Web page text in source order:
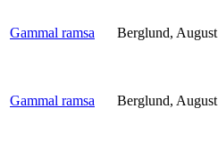
Gammal ramsa Berglund, August
Gammal ramsa Berglund, August